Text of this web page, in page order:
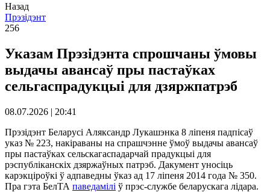
Назад
Прэзідэнт
256
Указам Прэзідэнта спрошчаны ўмовы
выдачы авансаў пры пастаўках
сельгаспрадукцыі для дзяржпатрэб
08.07.2026 | 20:41
Прэзідэнт Беларусі Аляксандр Лукашэнка 8 ліпеня падпісаў
указ № 223, накіраваны на спрашчэнне ўмоў выдачы авансаў
пры пастаўках сельскагаспадарчай прадукцыі для
рэспубліканскіх дзяржаўных патрэб. Дакумент уносіць
карэкціроўкі ў адпаведны ўказ ад 17 ліпеня 2014 года № 350.
Пра гэта БелТА паведамілі ў прэс-службе беларускага лідара.